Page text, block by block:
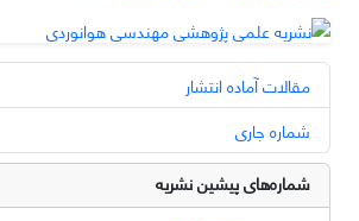
مقالات آماده انتشار
شماره جاری
شماره‌های پیشین نشریه